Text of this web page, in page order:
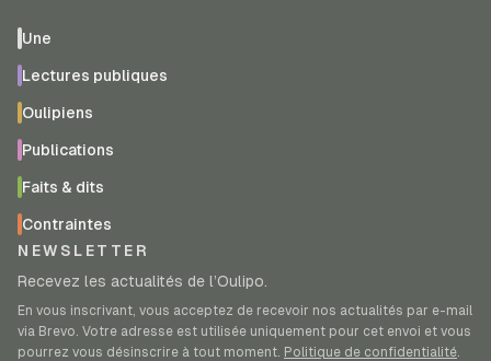
Une
Lectures publiques
Oulipiens
Publications
Faits & dits
Contraintes
NEWSLETTER
Recevez les actualités de l’Oulipo.
En vous inscrivant, vous acceptez de recevoir nos actualités par e-mail
via Brevo. Votre adresse est utilisée uniquement pour cet envoi et vous
pourrez vous désinscrire à tout moment. Politique de confidentialité.